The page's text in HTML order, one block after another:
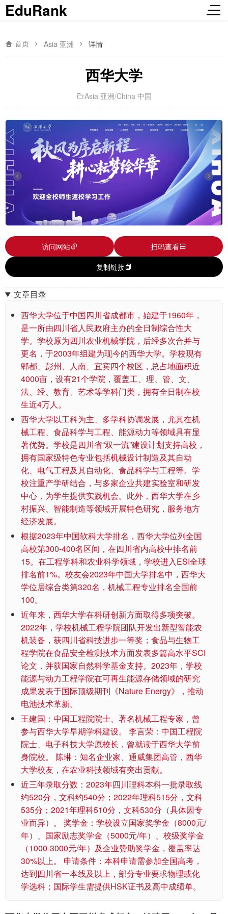
EduRank
首页 Asia 亚洲 详情
西华大学
Asia 亚洲/China 中国
访问网站
扫码查看
复制链接
文章目录
西华大学位于中国四川省成都市，始建于1960年，
是一所由四川省人民政府主办的全日制综合性大
学。学校原为四川农业机械学院，后经多次合并与
更名，于2003年组建为现今的西华大学。学校现有
郫都、彭州、人南、宜宾四个校区，总占地面积近
4000亩，设有21个学院，覆盖工、理、管、文、
法、经、教育、艺术等学科门类，拥有全日制在校
生近4万人。
西华大学以工科为主、多学科协调发展，尤其在机
械工程、食品科学与工程、能源动力等领域具有显
著优势。学校是四川省“双一流”建设计划支持高校，
拥有国家级特色专业包括机械设计制造及其自动
化、电气工程及其自动化、食品科学与工程等。学
校注重产学研结合，与多家企业共建实验室和研发
中心，为学生提供实践机会。此外，西华大学在乡
村振兴、智能制造等领域开展特色研究，服务地方
经济发展。
根据2023年中国软科大学排名，西华大学位列全国
高校第300-400名区间，在四川省内高校中排名前
15。在工程学科和农业科学领域，学校进入ESI全球
排名前1%。校友会2023年中国大学排名中，西华大
学位居综合类第320名，机械工程专业排名全国前
100。
近年来，西华大学在科研创新方面取得多项突破。
2022年，学校机械工程学院团队开发出新型智能农
机装备，获四川省科技进步一等奖；食品与生物工
程学院在食品安全检测技术方面发表多篇高水平SCI
论文，并获国家自然科学基金支持。2023年，学校
能源与动力工程学院在可再生能源存储领域的研究
成果发表于国际顶级期刊《Nature Energy》，推动
电池技术革新。
王建国：中国工程院院士、著名机械工程专家，曾
参与西华大学早期学科建设。 李言荣：中国工程院
院士、电子科技大学原校长，曾就读于西华大学前
身院校。 陈琳：知名企业家、通威集团高管，西华
大学校友，在农业科技领域有突出贡献。
近三年录取分数：2023年四川理科本科一批录取线
约520分，文科约540分；2022年理科515分，文科
535分；2021年理科510分，文科530分（具体因专
业而异）。 奖学金：学校设立国家奖学金（8000元/
年）、国家励志奖学金（5000元/年）、校级奖学金
（1000-3000元/年）及企业赞助奖学金，覆盖率达
30%以上。 申请条件：本科申请需参加全国高考，
达到四川省一本线及以上，部分专业要求物理或化
学选科；国际学生需提供HSK证书及高中成绩单。